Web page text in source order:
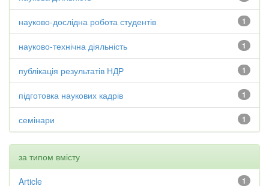
1
науково-дослідна робота студентів
1
науково-технічна діяльність
1
публікація результатів НДР
1
підготовка наукових кадрів
1
семінари
за типом вмісту
1
Article